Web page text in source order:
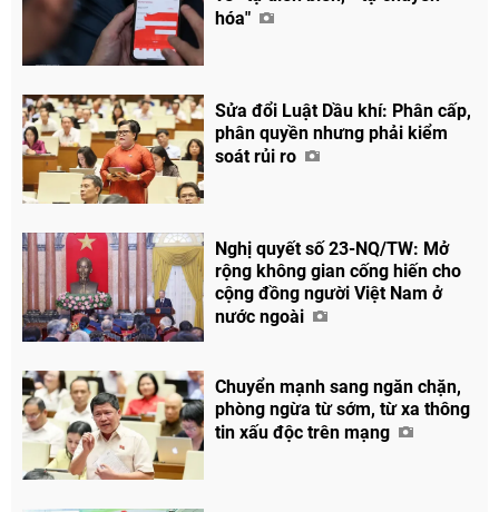
hóa"
Sửa đổi Luật Dầu khí: Phân cấp,
phân quyền nhưng phải kiểm
soát rủi ro
Nghị quyết số 23-NQ/TW: Mở
rộng không gian cống hiến cho
cộng đồng người Việt Nam ở
nước ngoài
Chuyển mạnh sang ngăn chặn,
phòng ngừa từ sớm, từ xa thông
tin xấu độc trên mạng